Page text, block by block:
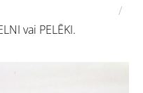
vai PELĒKI.